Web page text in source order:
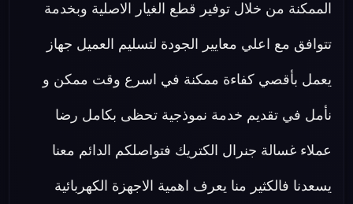
الممكنة من خلال توفير قطع الغيار الاصلية وبخدمة
تتوافق مع اعلي معايير الجودة لتسليم العميل جهاز
يعمل بأقصي كفاءة ممكنة في اسرع وقت ممكن و
نأمل في تقديم خدمة نموذجية تحظى بكامل رضا
عملاء غسالة جنرال الكتريك فتواصلكم الدائم معنا
يسعدنا فالكثير منا يعرف اهمية الاجهزة الكهربائية